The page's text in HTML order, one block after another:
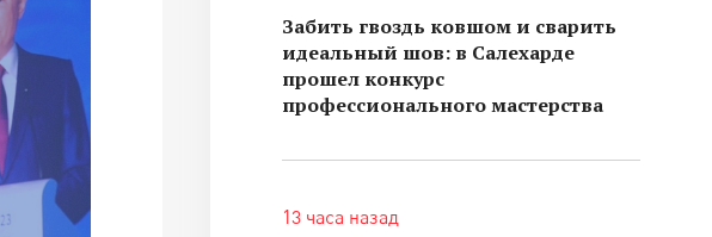
Забить гвоздь ковшом и сварить
идеальный шов: в Салехарде
прошел конкурс
профессионального мастерства
13 часа назад